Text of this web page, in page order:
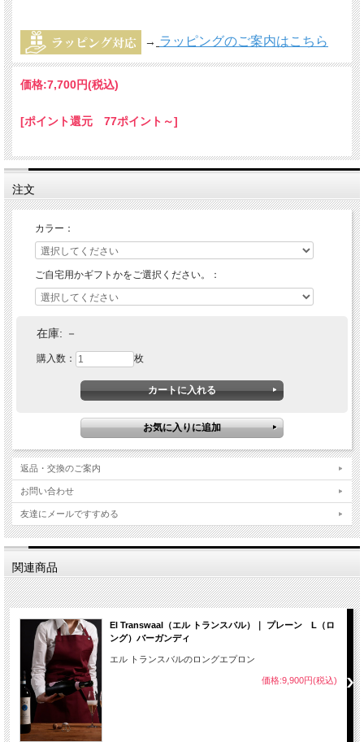
→ ラッピングのご案内はこちら
価格:7,700円(税込)
[ポイント還元 77ポイント～]
注文
カラー：
ご自宅用かギフトかをご選択ください。：
在庫: －
購入数： 枚
返品・交換のご案内
お問い合わせ
友達にメールですすめる
関連商品
El Transwaal（エル トランスバル）｜ プレーン L（ロ
ング）バーガンディ
エル トランスバルのロングエプロン
価格:9,900円(税込)